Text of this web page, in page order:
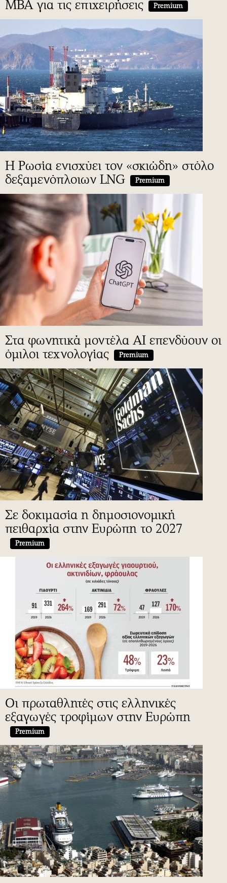
MBA για τις επιχειρήσεις Premium
H Ρωσία ενισχύει τον «σκιώδη» στόλο
δεξαμενόπλοιων LNG
Premium
Στα φωνητικά μοντέλα AI επενδύουν οι
όμιλοι τεχνολογίας
Premium
Σε δοκιμασία η δημοσιονομική
πειθαρχία στην Ευρώπη το 2027
Premium
Οι πρωταθλητές στις ελληνικές
εξαγωγές τροφίμων στην Ευρώπη
Premium